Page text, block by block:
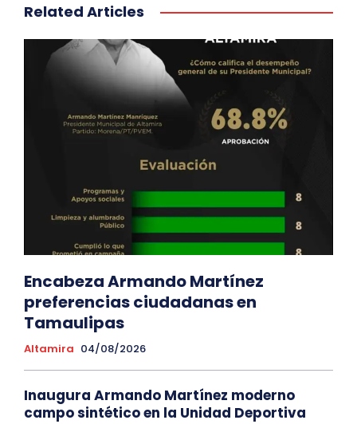
Related Articles
Encabeza Armando Martínez
preferencias ciudadanas en
Tamaulipas
Altamira 04/08/2026
Inaugura Armando Martínez moderno
campo sintético en la Unidad Deportiva